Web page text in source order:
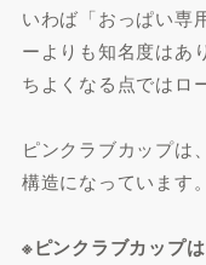
いわば「おっぱい専
ーよりも知名度はあ
ちよくなる点ではロ
ピンクラブカップは
構造になっています。
※ピンクラブカップ